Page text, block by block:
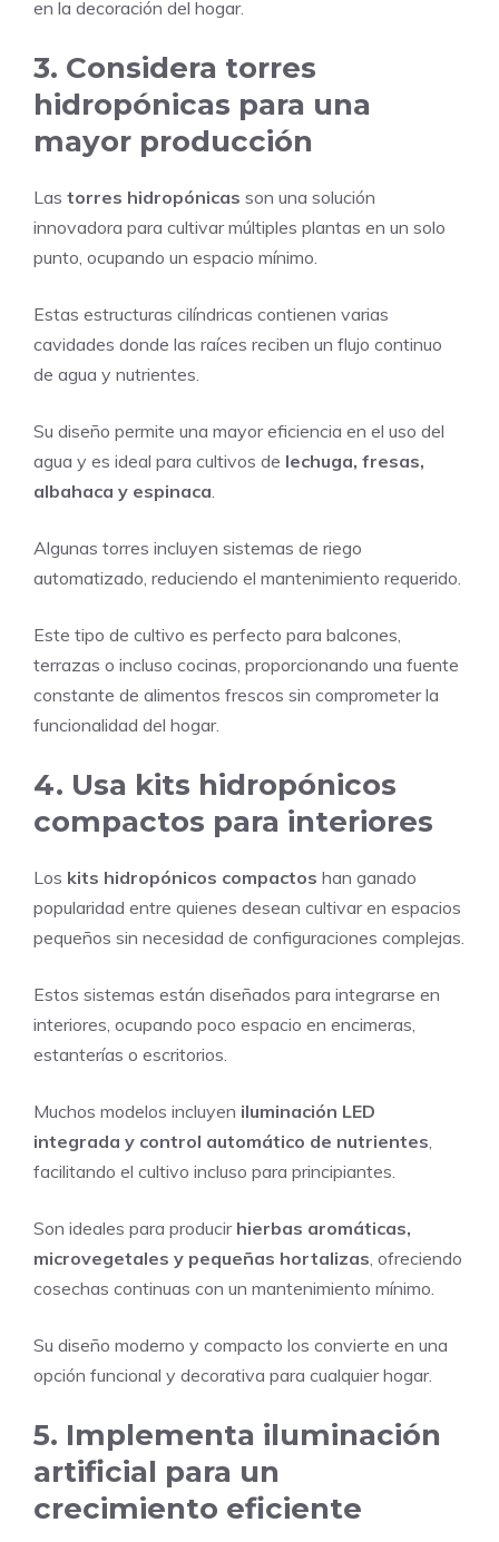
en la decoración del hogar.
3. Considera torres
hidropónicas para una
mayor producción
Las torres hidropónicas son una solución
innovadora para cultivar múltiples plantas en un solo
punto, ocupando un espacio mínimo.
Estas estructuras cilíndricas contienen varias
cavidades donde las raíces reciben un flujo continuo
de agua y nutrientes.
Su diseño permite una mayor eficiencia en el uso del
agua y es ideal para cultivos de lechuga, fresas,
albahaca y espinaca
Algunas torres incluyen sistemas de riego
automatizado, reduciendo el mantenimiento requerido.
Este tipo de cultivo es perfecto para balcones,
terrazas o incluso cocinas, proporcionando una fuente
constante de alimentos frescos sin comprometer la
funcionalidad del hogar.
4. Usa kits hidropónicos
compactos para interiores
Los kits hidropónicos compactos han ganado
popularidad entre quienes desean cultivar en espacios
pequeños sin necesidad de configuraciones complejas.
Estos sistemas están diseñados para integrarse en
interiores, ocupando poco espacio en encimeras,
estanterías o escritorios.
Muchos modelos incluyen iluminación LED
integrada y control automático de nutrientes
facilitando el cultivo incluso para principiantes.
Son ideales para producir hierbas aromáticas,
microvegetales y pequeñas hortalizas , ofreciendo
cosechas continuas con un mantenimiento mínimo.
Su diseño moderno y compacto los convierte en una
opción funcional y decorativa para cualquier hogar.
5. Implementa iluminación
artificial para un
crecimiento eficiente